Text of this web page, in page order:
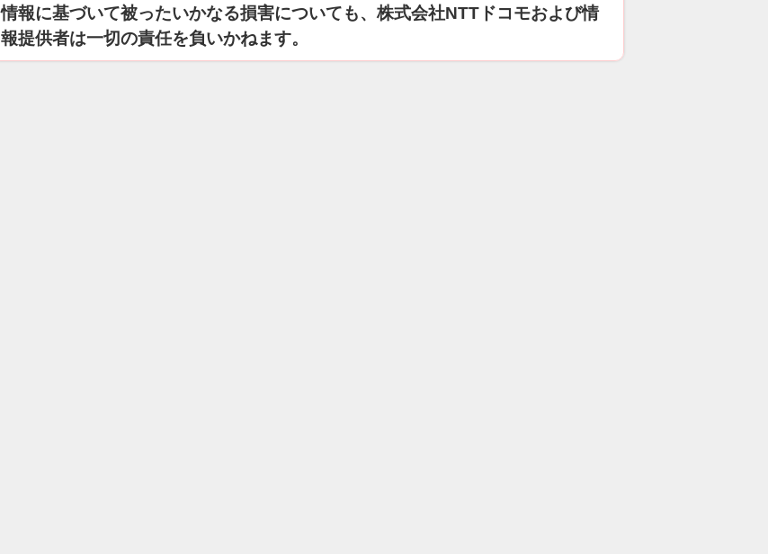
情報に基づいて被ったいかなる損害についても、株式会社NTTドコモおよび情
報提供者は一切の責任を負いかねます。